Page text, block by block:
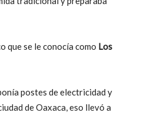
que se le conocía como Los
postes de electricidad y
de Oaxaca, eso llevó a